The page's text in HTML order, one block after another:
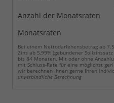
Anzahl der Monatsraten
Monatsraten
Bei einem Nettodarlehensbetrag ab
Zins ab 5,99% (gebundener
bis 84 Monaten. Mit oder ohne
mit Schluss-Rate für eine möglichst
wir berechnen Ihnen gerne Ihren
unverbindliche Berechnung